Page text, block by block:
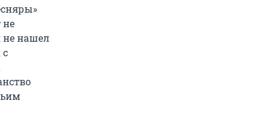
не
не нашел